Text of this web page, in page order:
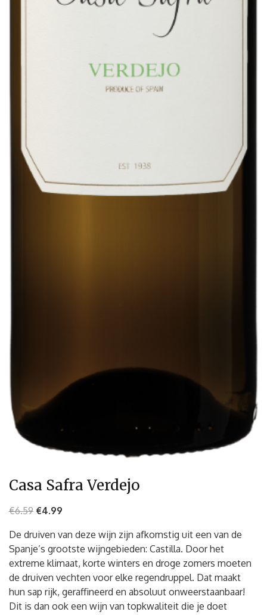
Casa Safra Verdejo
€6.59 €4.99
De druiven van deze wijn zijn afkomstig uit een van de
Spanje’s grootste wijngebieden: Castilla. Door het
extreme klimaat, korte winters en droge zomers moeten
de druiven vechten voor elke regendruppel. Dat maakt
hun sap rijk, geraffineerd en absoluut onweerstaanbaar!
Dit is dan ook een wijn van topkwaliteit die je doet